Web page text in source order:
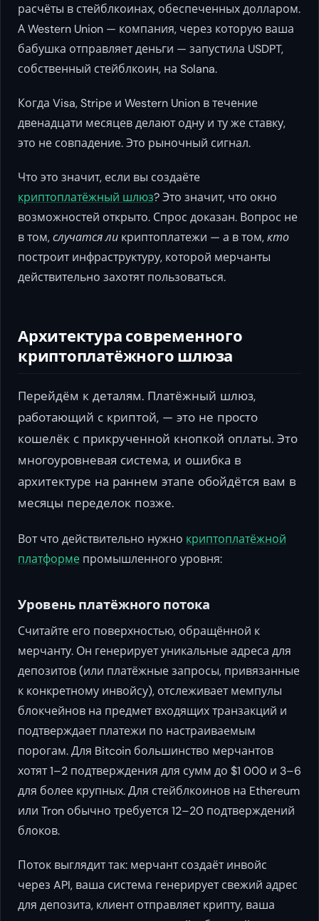
расчёты в стейблкоинах, обеспеченных долларом.
А Western Union — компания, через которую ваша
бабушка отправляет деньги — запустила USDPT,
собственный стейблкоин, на Solana.
Когда Visa, Stripe и Western Union в течение
двенадцати месяцев делают одну и ту же ставку,
это не совпадение. Это рыночный сигнал.
Что это значит, если вы создаёте
криптоплатёжный шлюз? Это значит, что окно
возможностей открыто. Спрос доказан. Вопрос не
в том,случатся ли криптоплатежи — а в том,кто
построит инфраструктуру, которой мерчанты
действительно захотят пользоваться.
Архитектура современного
криптоплатёжного шлюза
Перейдём к деталям. Платёжный шлюз,
работающий с криптой, — это не просто
кошелёк с прикрученной кнопкой оплаты. Это
многоуровневая система, и ошибка в
архитектуре на раннем этапе обойдётся вам в
месяцы переделок позже.
Вот что действительно нужно криптоплатёжной
платформе промышленного уровня:
Уровень платёжного потока
Считайте его поверхностью, обращённой к
мерчанту. Он генерирует уникальные адреса для
депозитов (или платёжные запросы, привязанные
к конкретному инвойсу), отслеживает мемпулы
блокчейнов на предмет входящих транзакций и
подтверждает платежи по настраиваемым
порогам. Для Bitcoin большинство мерчантов
хотят 1–2 подтверждения для сумм до $1 000 и 3–6
для более крупных. Для стейблкоинов на Ethereum
или Tron обычно требуется 12–20 подтверждений
блоков.
Поток выглядит так: мерчант создаёт инвойс
через API, ваша система генерирует свежий адрес
для депозита, клиент отправляет крипту, ваша